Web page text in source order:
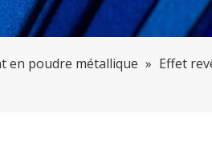
en poudre métallique » Effet